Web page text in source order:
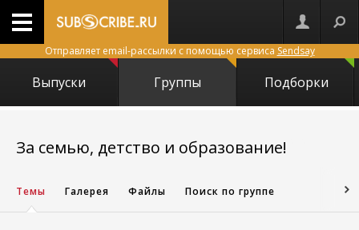
Отправляет email-рассылки с помощью сервиса Sendsay
Выпуски Группы Подборки
За семью, детство и образование!
Темы Галерея Файлы Поиск по группе